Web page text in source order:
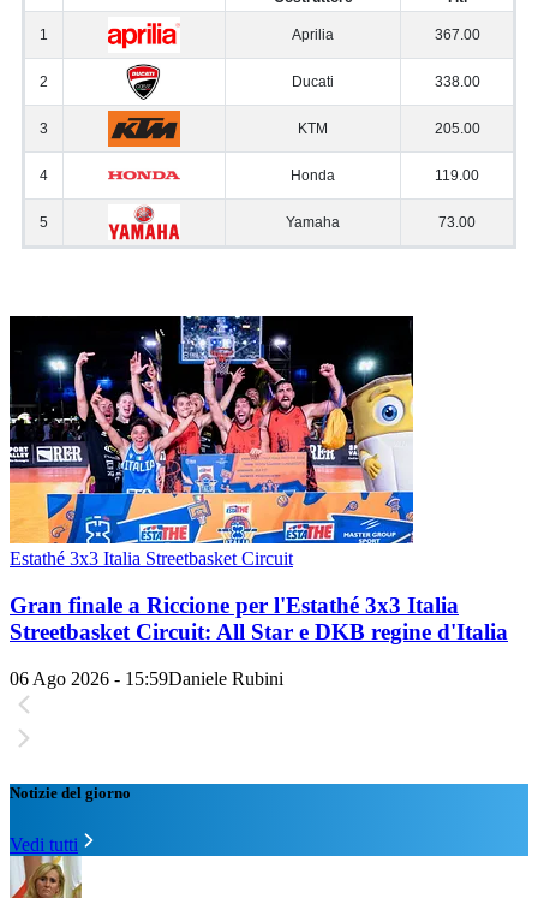
Estathé 3x3 Italia Streetbasket Circuit
Gran finale a Riccione per l'Estathé 3x3 Italia
Streetbasket Circuit: All Star e DKB regine d'Italia
06 Ago 2026 - 15:59Daniele Rubini
Notizie del giorno
Vedi tutti